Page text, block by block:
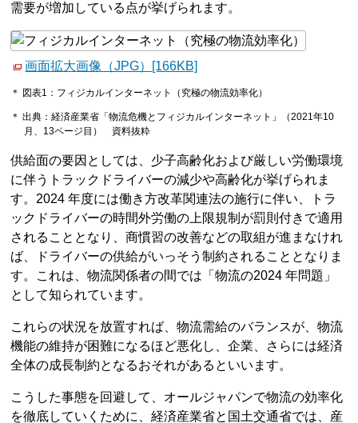
需要が増加している点が挙げられます。
画面拡大画像（JPG）[166KB]
＊ 図表1：フィジカルインターネット（究極の物流効率化）
＊ 出典：経済産業省「物流危機とフィジカルインターネット」（2021年10
月、13ページ目） 資料抜粋
供給面の要因としては、少子高齢化および厳しい労働環境
に伴うトラックドライバーの減少や高齢化が挙げられま
す。2024 年度には働き方改革関連法の施行に伴い、トラ
ックドライバーの時間外労働の上限規制が罰則付きで適用
されることとなり、商慣習の改善などの取組が進まなけれ
ば、ドライバーの供給がいっそう制約されることとなりま
す。これは、物流関係者の間では「物流の2024 年問題」
として知られています。
これらの状況を放置すれば、物流需給のバランスが、物流
機能の維持が困難になるほど悪化し、企業、さらには経済
全体の成長制約となるおそれがあるといいます。
こうした事態を回避して、オールジャパンで物流の効率化
を徹底していくために、経済産業省と国土交通省では、産